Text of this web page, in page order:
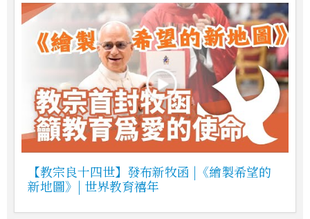
【教宗良十四世】發布新牧函 |《繪製希望的
新地圖》| 世界教育禧年